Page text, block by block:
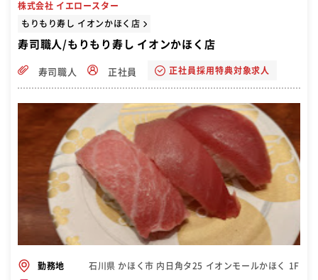
株式会社 イエロースター
もりもり寿し イオンかほく店
寿司職人/もりもり寿し イオンかほく店
寿司職人 正社員 正社員採用特典対象求人
勤務地 石川県 かほく市 内日角タ25 イオンモールかほく 1F